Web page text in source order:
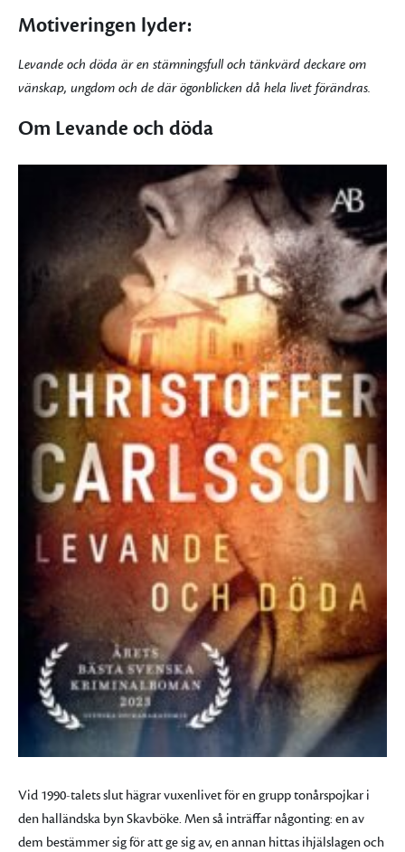
Motiveringen lyder:
Levande och döda är en stämningsfull och tänkvärd deckare om
vänskap, ungdom och de där ögonblicken då hela livet förändras.
Om Levande och döda
Vid 1990-talets slut hägrar vuxenlivet för en grupp tonårspojkar i
den halländska byn Skavböke. Men så inträffar någonting: en av
dem bestämmer sig för att ge sig av, en annan hittas ihjälslagen och